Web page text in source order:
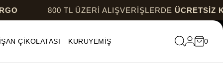
800 TL ÜZERİ ALIŞVERİŞLERDEÜCRETSİZ KARGO
ÇİKOLATASI KURUYEMİŞ 0